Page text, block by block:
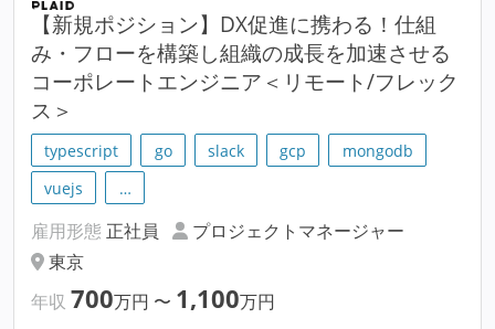
【新規ポジション】DX促進に携わる！仕組
み・フローを構築し組織の成長を加速させる
コーポレートエンジニア＜リモート/フレック
ス＞
typescript go slack gcp
mongodb
vuejs
…
雇用形態 正社員
プロジェクトマネージャー
東京
年収 700万円 〜 1,100万円